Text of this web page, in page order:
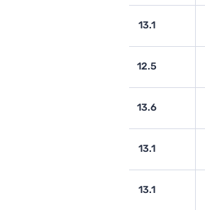
13.1
12.5
13.6
13.1
13.1